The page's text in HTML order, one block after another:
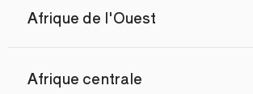
Afrique de l'Ouest
Afrique centrale